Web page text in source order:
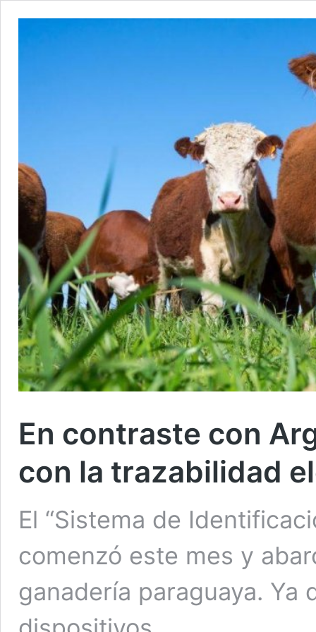
En contraste con
con la trazabilidad
El “Sistema de
comenzó este mes y
ganadería paraguaya.